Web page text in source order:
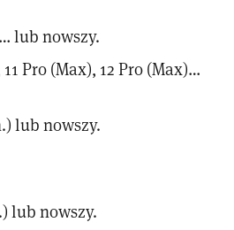
lub nowszy.
Pro (Max), 12 Pro (Max)…
lub nowszy.
lub nowszy.